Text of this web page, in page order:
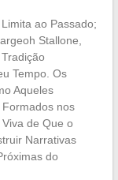
ao Passado;
Stallone,
Tempo. Os
Aqueles
nos
de Que o
Narrativas
do